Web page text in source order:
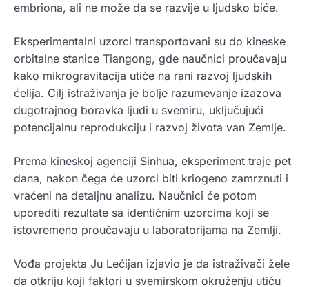
embriona, ali ne može da se razvije u ljudsko biće.
Eksperimentalni uzorci transportovani su do kineske
orbitalne stanice Tiangong, gde naučnici proučavaju
kako mikrogravitacija utiče na rani razvoj ljudskih
ćelija. Cilj istraživanja je bolje razumevanje izazova
dugotrajnog boravka ljudi u svemiru, uključujući
potencijalnu reprodukciju i razvoj života van Zemlje.
Prema kineskoj agenciji Sinhua, eksperiment traje pet
dana, nakon čega će uzorci biti kriogeno zamrznuti i
vraćeni na detaljnu analizu. Naučnici će potom
uporediti rezultate sa identičnim uzorcima koji se
istovremeno proučavaju u laboratorijama na Zemlji.
Vođa projekta Ju Lećijan izjavio je da istraživači žele
da otkriju koji faktori u svemirskom okruženju utiču